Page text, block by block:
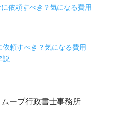
依頼すべき？気になる費用
頼すべき？気になる費用
説
ーブ行政書士事務所